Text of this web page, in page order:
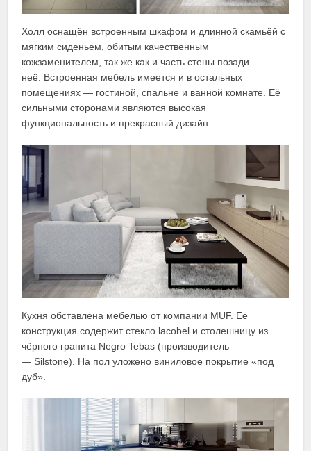
Холл оснащён встроенным шкафом и длинной скамьёй с
мягким сиденьем, обитым качественным
кожзаменителем, так же как и часть стены позади
неё. Встроенная мебель имеется и в остальных
помещениях — гостиной, спальне и ванной комнате. Её
сильными сторонами являются высокая
функциональность и прекрасный дизайн.
Кухня обставлена мебелью от компании MUF. Её
конструкция содержит стекло lacobel и столешницу из
чёрного гранита Negro Tebas (производитель
— Silstone). На пол уложено виниловое покрытие «под
дуб».